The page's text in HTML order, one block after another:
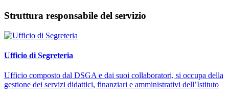
Struttura responsabile del servizio
Ufficio di Segreteria
Ufficio composto dal DSGA e dai suoi collaboratori, si occupa della
gestione dei servizi didattici, finanziari e amministrativi dell’Istituto